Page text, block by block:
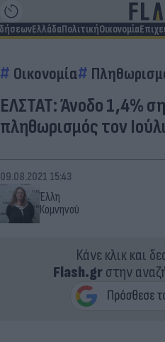
ΕλλάδαΠολιτικήΟικονομία
Οικονομία
ΕΛΣΤΑΤ: Άνοδο 1,4%
πληθωρισμός τον
Έλλη
Κομνηνού
09.08.2021 15:43
Κάνε κλικ και
Flash.grστην